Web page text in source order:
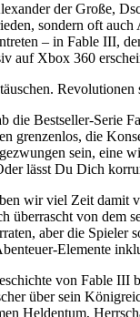
der Große,
sondern oft
– in Fable III,
auf Xbox 360
die Bestseller-Serie
grenzenlos, die
sein, eine
lässt Du Dich
wir viel Zeit damit
überrascht von dem
aber die Spieler
Elemente
von Fable III
über sein
Heldentum,